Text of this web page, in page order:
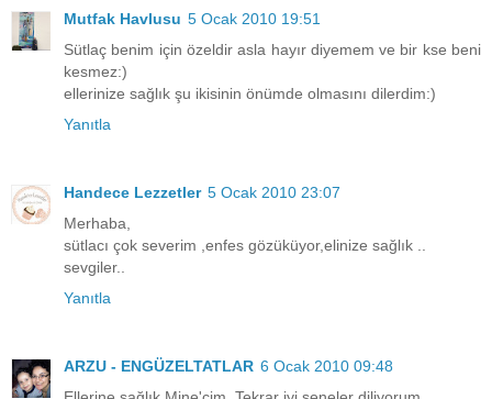
Mutfak Havlusu 5 Ocak 2010 19:51
Sütlaç benim için özeldir asla hayır diyemem ve bir kse beni
kesmez:)
ellerinize sağlık şu ikisinin önümde olmasını dilerdim:)
Yanıtla
Handece Lezzetler 5 Ocak 2010 23:07
Merhaba,
sütlacı çok severim ,enfes gözüküyor,elinize sağlık ..
sevgiler..
Yanıtla
ARZU - ENGÜZELTATLAR 6 Ocak 2010 09:48